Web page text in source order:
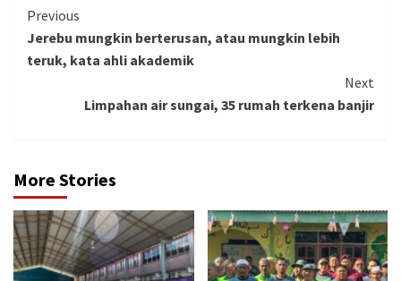
Continue
Reading
Previous
Jerebu mungkin berterusan, atau mungkin lebih
teruk, kata ahli akademik
Next
Limpahan air sungai, 35 rumah terkena banjir
More Stories